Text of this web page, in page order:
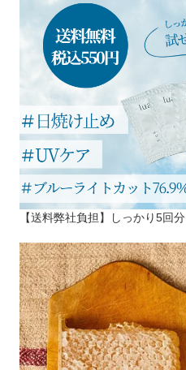
【送料弊社負担】しっかり5回